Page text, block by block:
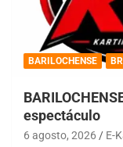
BARILOCHENSE
espectáculo
6 agosto, 2026 E-